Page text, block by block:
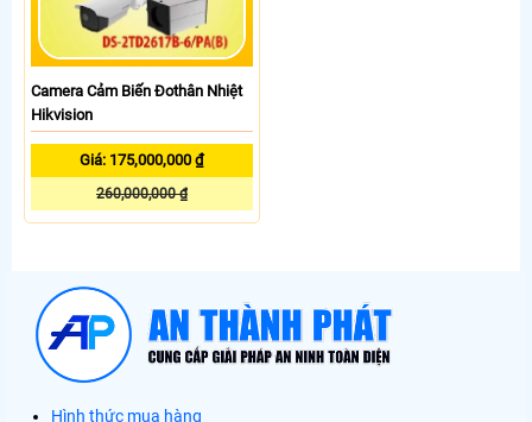
Camera Cảm Biến Đothân Nhiệt
Hikvision
Giá: 175,000,000 ₫
260,000,000 ₫
Hình thức mua hàng